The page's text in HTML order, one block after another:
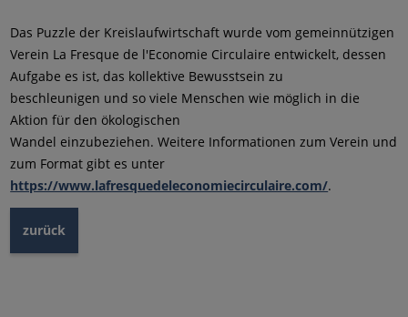
Das Puzzle der Kreislaufwirtschaft wurde vom gemeinnützigen
Verein La Fresque de l'Economie Circulaire entwickelt, dessen
Aufgabe es ist, das kollektive Bewusstsein zu
beschleunigen und so viele Menschen wie möglich in die
Aktion für den ökologischen
Wandel einzubeziehen. Weitere Informationen zum Verein und
zum Format gibt es unter
https://www.lafresquedeleconomiecirculaire.com/.
zurück